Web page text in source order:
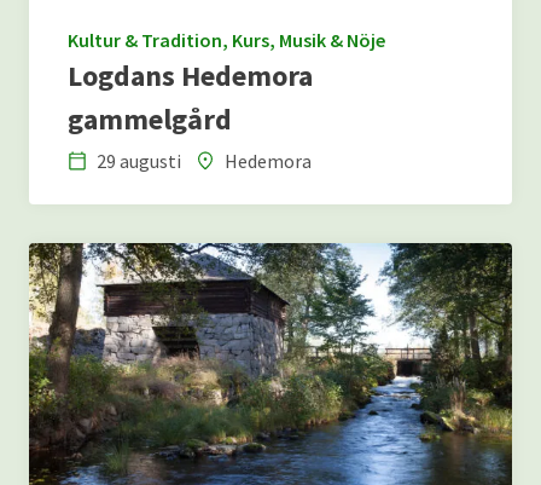
Kultur & Tradition, Kurs, Musik & Nöje
Logdans Hedemora
gammelgård
29 augusti
Hedemora